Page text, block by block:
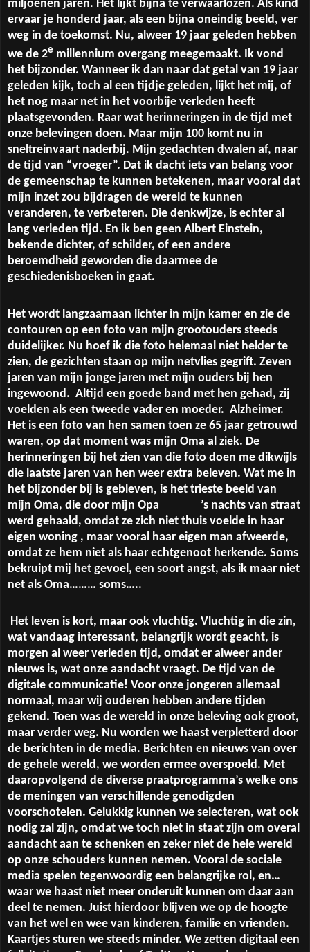
miljoenen jaren. Het lijkt bijna te verwaarlozen. Als kind
ervaar je honderd jaar, als een bijna oneindig beeld, ver
weg in de toekomst. Nu, alweer 19 jaar geleden hebben
we de 2e millennium overgang meegemaakt. Ik vond
het bijzonder. Wanneer ik dan naar dat getal van 19 jaar
geleden kijk, toch al een tijdje geleden, lijkt het mij, of
het nog maar net in het voorbije verleden heeft
plaatsgevonden. Raar wat herinneringen in de tijd met
onze belevingen doen. Maar mijn 100 komt nu in
sneltreinvaart naderbij. Mijn gedachten dwalen af, naar
de tijd van “vroeger”. Dat ik dacht iets van belang voor
de gemeenschap te kunnen betekenen, maar vooral dat
mijn inzet zou bijdragen de wereld te kunnen
veranderen, te verbeteren. Die denkwijze, is echter al
lang verleden tijd. En ik ben geen Albert Einstein,
bekende dichter, of schilder, of een andere
beroemdheid geworden die daarmee de
geschiedenisboeken in gaat.
Het wordt langzaamaan lichter in mijn kamer en zie de
contouren op een foto van mijn grootouders steeds
duidelijker. Nu hoef ik die foto helemaal niet helder te
zien, de gezichten staan op mijn netvlies gegrift. Zeven
jaren van mijn jonge jaren met mijn ouders bij hen
ingewoond. Altijd een goede band met hen gehad, zij
voelden als een tweede vader en moeder. Alzheimer.
Het is een foto van hen samen toen ze 65 jaar getrouwd
waren, op dat moment was mijn Oma al ziek. De
herinneringen bij het zien van die foto doen me dikwijls
die laatste jaren van hen weer extra beleven. Wat me in
het bijzonder bij is gebleven, is het trieste beeld van
mijn Oma, die door mijn Opa
’s nachts van straat
werd gehaald, omdat ze zich niet thuis voelde in haar
eigen woning , maar vooral haar eigen man afweerde,
omdat ze hem niet als haar echtgenoot herkende. Soms
bekruipt mij het gevoel, een soort angst, als ik maar niet
net als Oma……… soms…..
Het leven is kort, maar ook vluchtig. Vluchtig in die zin,
wat vandaag interessant, belangrijk wordt geacht, is
morgen al weer verleden tijd, omdat er alweer ander
nieuws is, wat onze aandacht vraagt. De tijd van de
digitale communicatie! Voor onze jongeren allemaal
normaal, maar wij ouderen hebben andere tijden
gekend. Toen was de wereld in onze beleving ook groot,
maar verder weg. Nu worden we haast verpletterd door
de berichten in de media. Berichten en nieuws van over
de gehele wereld, we worden ermee overspoeld. Met
daaropvolgend de diverse praatprogramma’s welke ons
de meningen van verschillende genodigden
voorschotelen. Gelukkig kunnen we selecteren, wat ook
nodig zal zijn, omdat we toch niet in staat zijn om overal
aandacht aan te schenken en zeker niet de hele wereld
op onze schouders kunnen nemen. Vooral de sociale
media spelen tegenwoordig een belangrijke rol, en…
waar we haast niet meer onderuit kunnen om daar aan
deel te nemen. Juist hierdoor blijven we op de hoogte
van het wel en wee van kinderen, familie en vrienden.
Kaartjes sturen we steeds minder. We zetten digitaal een